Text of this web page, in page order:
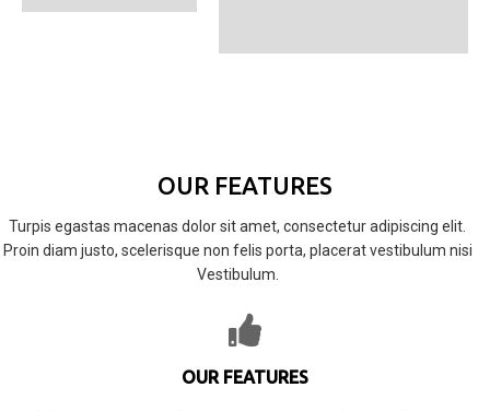
OUR FEATURES
Turpis egastas macenas dolor sit amet, consectetur adipiscing elit.
Proin diam justo, scelerisque non felis porta, placerat vestibulum nisi
Vestibulum.
OUR FEATURES